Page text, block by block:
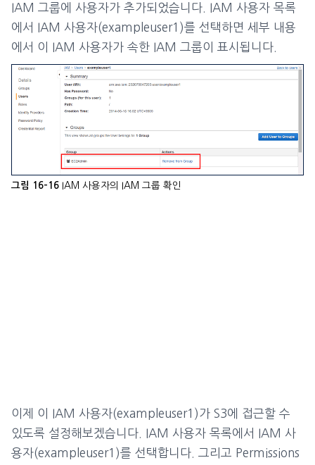
IAM 그룹에 사용자가 추가되었습니다. IAM 사용자 목록
에서 IAM 사용자(exampleuser1)를 선택하면 세부 내용
에서 이 IAM 사용자가 속한 IAM 그룹이 표시됩니다.
그림 16-16 IAM 사용자의 IAM 그룹 확인
이제 이 IAM 사용자(exampleuser1)가 S3에 접근할 수
있도록 설정해보겠습니다. IAM 사용자 목록에서 IAM 사
용자(exampleuser1)를 선택합니다. 그리고 Permissions